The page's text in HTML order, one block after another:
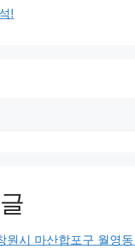
!
원시 마산합포구 월영